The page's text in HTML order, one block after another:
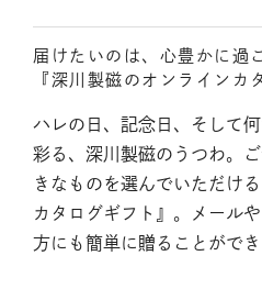
届けたいのは、心豊かに過
『深川製磁のオンラインカ
ハレの日、記念日、そして
彩る、深川製磁のうつわ。
きなものを選んでいただけ
カタログギフト』。メール
方にも簡単に贈ることができ